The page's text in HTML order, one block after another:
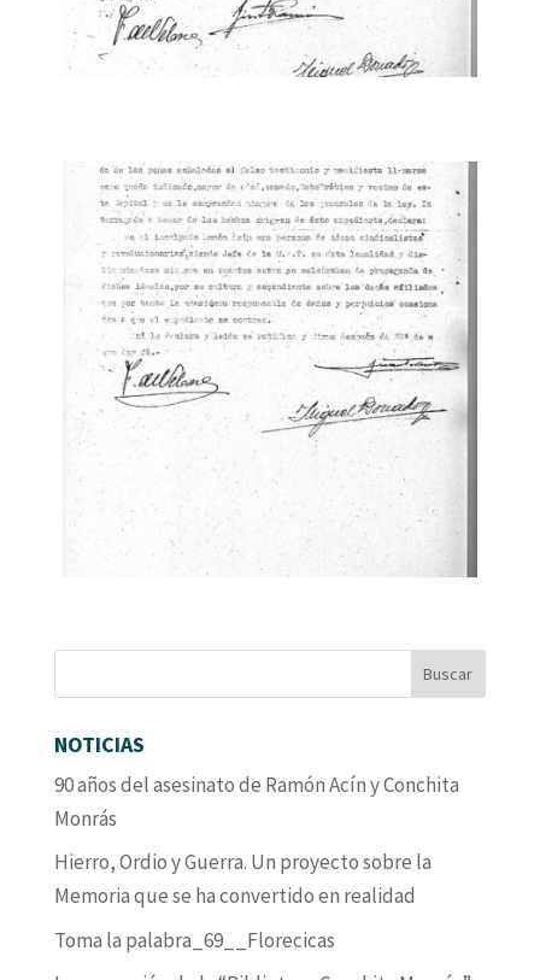
NOTICIAS
90 años del asesinato de Ramón Acín y Conchita
Monrás
Hierro, Ordio y Guerra. Un proyecto sobre la
Memoria que se ha convertido en realidad
Toma la palabra_69__Florecicas